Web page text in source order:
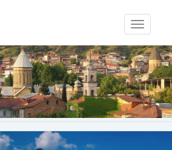
Toggle